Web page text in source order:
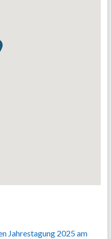
Jahrestagung 2025 am